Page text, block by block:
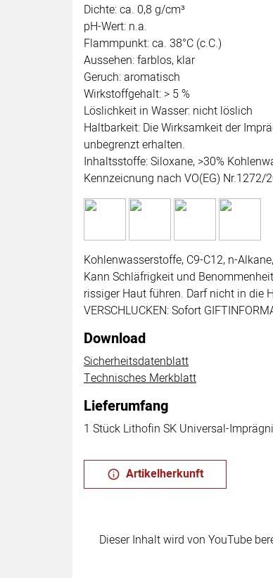
Dichte: ca. 0,8 g/cm³
pH-Wert: n.a.
Flammpunkt: ca. 38°C (c.C.)
Aussehen: farblos, klar
Geruch: aromatisch
Wirkstoffgehalt: > 5 %
Löslichkeit in Wasser: nicht löslich
Haltbarkeit: Die Wirksamkeit der
unbegrenzt erhalten.
Inhaltsstoffe: Siloxane, >30%
Kennzeicnung nach VO(EG) Nr.1272/
Kohlenwasserstoffe, C9-C12, n-
Kann Schläfrigkeit und
rissiger Haut führen. Darf nicht in die
VERSCHLUCKEN: Sofort
Download
Sicherheitsdatenblatt
Technisches Merkblatt
Lieferumfang
1 Stück Lithofin SK Universal-
Artikelherkunft
Dieser Inhalt wird von YouTube